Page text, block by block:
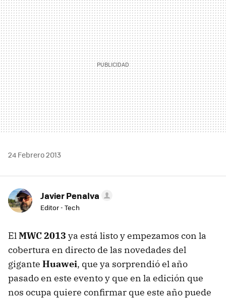
MAIL
24 Febrero 2013
Javier Penalva
Editor - Tech
ElMWC 2013 ya está listo y empezamos con la
cobertura en directo de las novedades del
gigante Huawei, que ya sorprendió el año
pasado en este evento y que en la edición que
nos ocupa quiere confirmar que este año puede